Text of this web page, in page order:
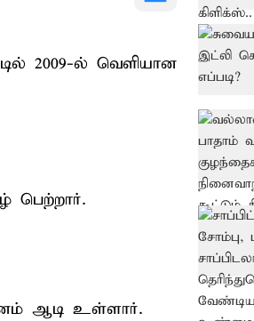
2009-ல் வெளியான
பெற்றார்.
ஆடி உள்ளார்.